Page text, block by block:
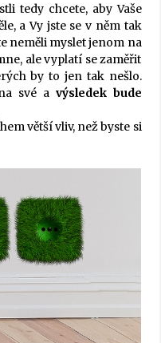
tedy chcete, aby Vaše
a Vy jste se v něm tak
neměli myslet jenom na
ale vyplatí se zaměřit
by to jen tak nešlo.
své a výsledek bude
větší vliv, než byste si